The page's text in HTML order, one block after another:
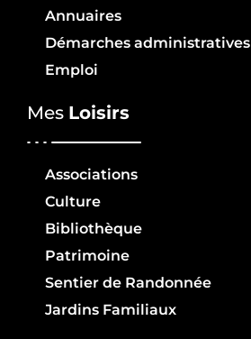
Annuaires
Démarches administratives
Emploi
Mes Loisirs
Associations
Culture
Bibliothèque
Patrimoine
Sentier de Randonnée
Jardins Familiaux